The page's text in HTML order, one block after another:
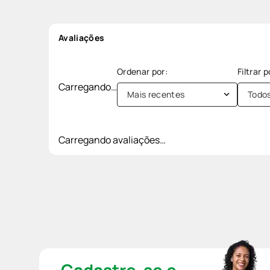
Avaliações
Carregando…
Mais recentes
Carregando avaliações…